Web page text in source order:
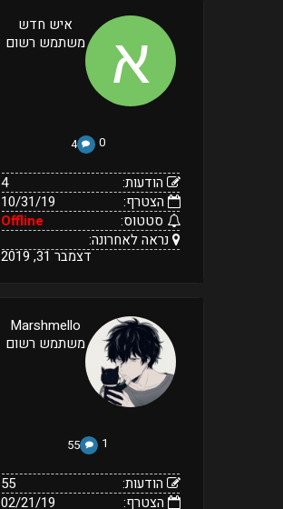
הודעות:
הצטרף:
סטטוס:
Offline
נראה
לאחרונה:
דצמבר
איש חדש
משתמש רשום
0
4
הודעות:
4
הצטרף:
10/31/19
סטטוס:
Offline
נראה לאחרונה:
דצמבר 31, 2019
הודעות:
הצטרף:
סטטוס:
Offline
נראה
לאחרונה:
אפריל
Marshmello
משתמש רשום
1
55
הודעות:
55
הצטרף:
02/21/19